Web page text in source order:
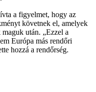
a figyelmet, hogy az
követnek el, amelyek
után. „Ezzel a
Európa más rendőri
hozzá a rendőrség.